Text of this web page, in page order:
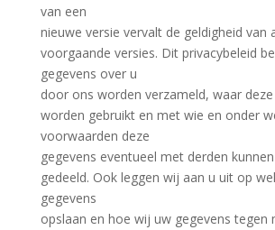
van een
nieuwe versie vervalt de geldigheid van
voorgaande versies. Dit privacybeleid
gegevens over u
door ons worden verzameld, waar
worden gebruikt en met wie en onder
voorwaarden deze
gegevens eventueel met derden
gedeeld. Ook leggen wij aan u uit op
gegevens
opslaan en hoe wij uw gegevens tegen